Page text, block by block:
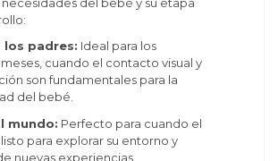
los padres: Ideal para los
cuando el contacto visual y
son fundamentales para la
del bebé.
mundo: Perfecto para cuando el
para explorar su entorno y
nuevas experiencias.